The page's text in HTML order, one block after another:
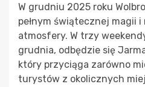
W grudniu 2025 roku
pełnym świątecznej magii
atmosfery. W trzy
grudnia, odbędzie się
który przyciąga zarówno
turystów z okolicznych